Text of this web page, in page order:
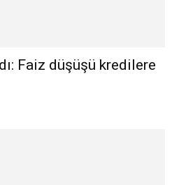
Faiz düşüşü kredilere